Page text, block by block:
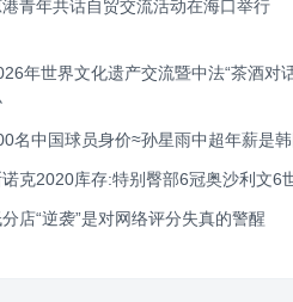
青年共话自贸交流活动在海口举行
年世界文化遗产交流暨中法“茶酒对
名中国球员身价≈孙星雨中超年薪是
克2020库存:特别臀部6冠奥沙利文6
店“逆袭”是对网络评分失真的警醒